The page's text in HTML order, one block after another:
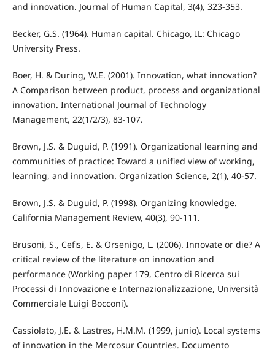
and innovation. Journal of Human Capital, 3(4), 323-353.
Becker, G.S. (1964). Human capital. Chicago, IL: Chicago
University Press.
Boer, H. & During, W.E. (2001). Innovation, what innovation?
A Comparison between product, process and organizational
innovation. International Journal of Technology
Management, 22(1/2/3), 83-107.
Brown, J.S. & Duguid, P. (1991). Organizational learning and
communities of practice: Toward a unified view of working,
learning, and innovation. Organization Science, 2(1), 40-57.
Brown, J.S. & Duguid, P. (1998). Organizing knowledge.
California Management Review, 40(3), 90-111.
Brusoni, S., Cefis, E. & Orsenigo, L. (2006). Innovate or die? A
critical review of the literature on innovation and
performance (Working paper 179, Centro di Ricerca sui
Processi di Innovazione e Internazionalizzazione, Università
Commerciale Luigi Bocconi).
Cassiolato, J.E. & Lastres, H.M.M. (1999, junio). Local systems
of innovation in the Mercosur Countries. Documento